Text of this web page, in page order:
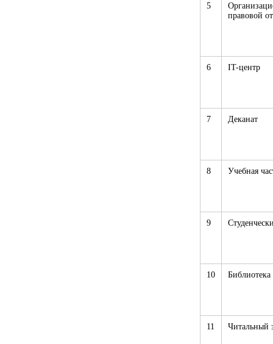
5
правовой
6 IT-центр
7 Деканат
8 Учебная
9
10 Библиотека
11 Читальный